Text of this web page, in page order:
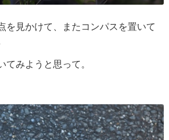
を見かけて、またコンパスを置いて
てみようと思って。